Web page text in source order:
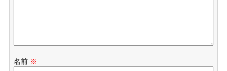
名前 ※